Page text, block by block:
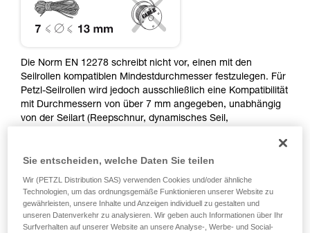
verstehen zu können, müssen Sie zuerst die in
der Gebrauchsanweisung enthaltenen
Informationen richtig verstanden haben.
entsprechende Ausbildung und ein spezielles
Training voraus. Prüfen Sie zusammen mit
einem Profi, ob Sie in der Lage sind, den
Vorgang alleine sicher zu wiederholen, bevor
Sie ihn eigenständig durchführen.
noch andere Techniken, die hier nicht
Die Norm EN 12278 schreibt nicht vor, einen mit den
Seilrollen kompatiblen Mindestdurchmesser festzulegen. Für
Petzl-Seilrollen wird jedoch ausschließlich eine Kompatibilität
mit Durchmessern von über 7 mm angegeben, unabhängig
von der Seilart (Reepschnur, dynamisches Seil,
Die Verwendung von Reepschnüren in Seilrollen ist geläufig:
Doppelflaschenzug, für verschiedene Hebevorgänge, zum
Heben oder zur Rettung mit einer PUR LINE und RAD LINE
usw.
Sie entscheiden, welche Daten Sie teilen
Wir (PETZL Distribution SAS) verwenden Cookies und/oder ähnliche
Technologien, um das ordnungsgemäße Funktionieren unserer Website zu
gewährleisten, unsere Inhalte und Anzeigen individuell zu gestalten und
unseren Datenverkehr zu analysieren. Wir geben auch Informationen über Ihr
Surfverhalten auf unserer Website an unsere Analyse-, Werbe- und Social-